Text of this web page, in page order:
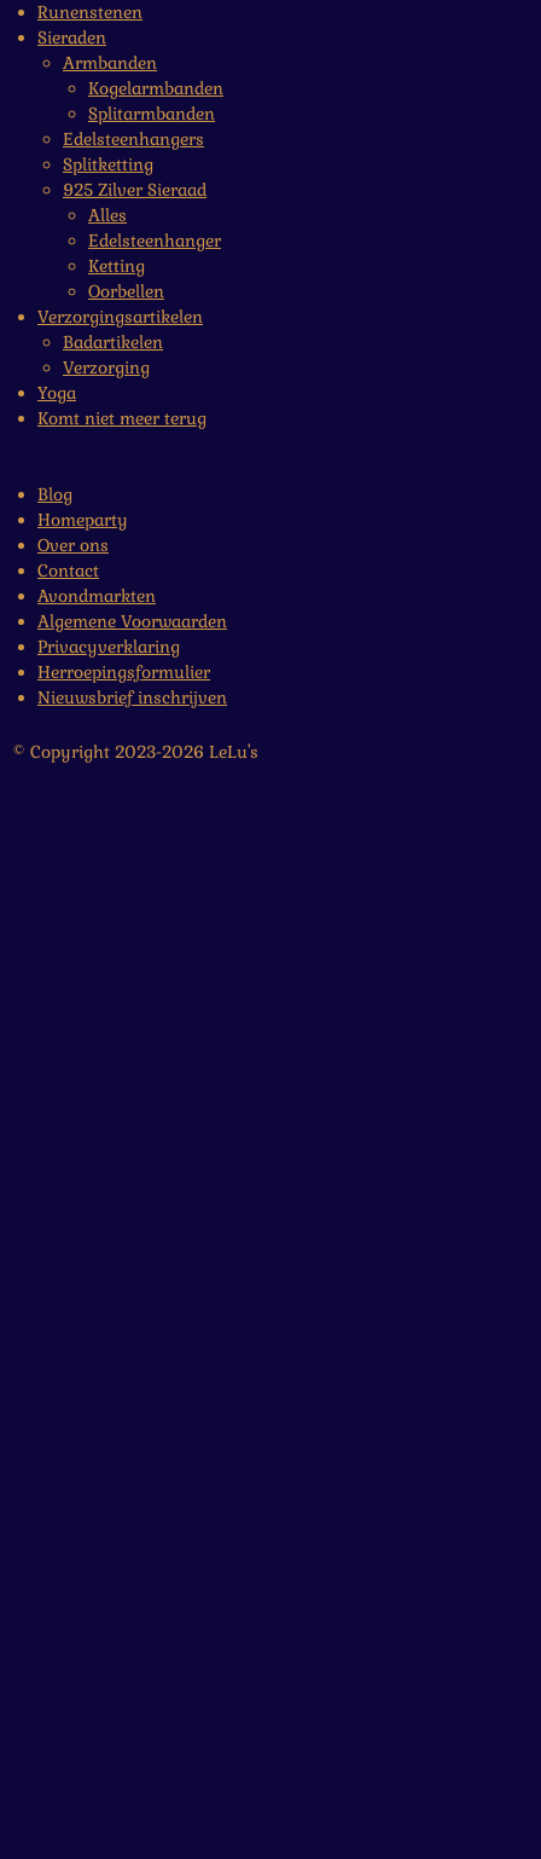
Runenstenen
Sieraden
Armbanden
Kogelarmbanden
Splitarmbanden
Edelsteenhangers
Splitketting
925 Zilver Sieraad
Alles
Edelsteenhanger
Ketting
Oorbellen
Verzorgingsartikelen
Badartikelen
Verzorging
Yoga
Komt niet meer terug
Blog
Homeparty
Over ons
Contact
Avondmarkten
Algemene Voorwaarden
Privacyverklaring
Herroepingsformulier
Nieuwsbrief inschrijven
© Copyright 2023-2026 LeLu's